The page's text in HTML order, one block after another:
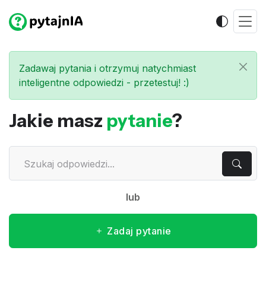
Zadawaj pytania i otrzymuj natychmiast
inteligentne odpowiedzi - przetestuj! :)
Jakie masz pytanie?
lub
Zadaj pytanie